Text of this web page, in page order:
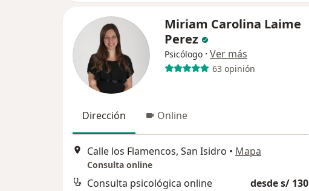
Miriam Carolina Laime
Perez
Psicólogo · Ver más
63 opinión
Dirección Online
Calle los Flamencos, San Isidro • Mapa
Consulta online
Consulta psicológica online desde s/ 130